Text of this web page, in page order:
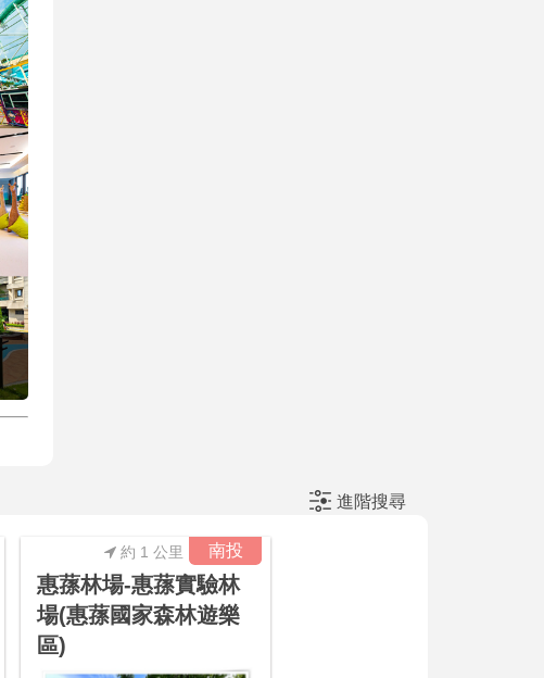
進階搜尋
南投
約 1 公里
惠蓀林場-惠蓀實驗林
場(惠蓀國家森林遊樂
區)